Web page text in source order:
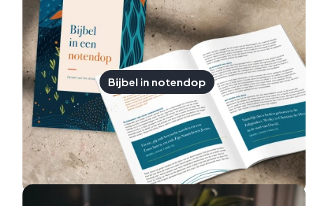
Bijbel in notendop